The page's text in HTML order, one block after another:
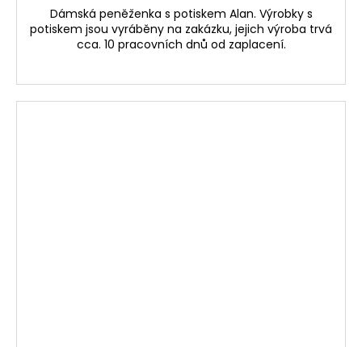
Dámská peněženka s potiskem Alan. Výrobky s
potiskem jsou vyráběny na zakázku, jejich výroba trvá
cca. 10 pracovních dnů od zaplacení.